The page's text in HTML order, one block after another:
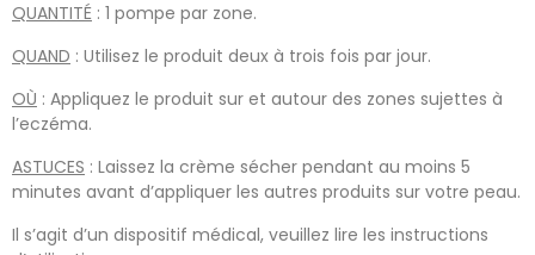
QUANTITÉ : 1 pompe par zone.
QUAND : Utilisez le produit deux à trois fois par jour.
OÙ : Appliquez le produit sur et autour des zones sujettes à
l’eczéma.
ASTUCES : Laissez la crème sécher pendant au moins 5
minutes avant d’appliquer les autres produits sur votre peau.
Il s’agit d’un dispositif médical, veuillez lire les instructions